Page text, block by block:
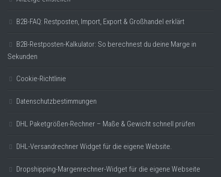
B2B-FAQ: Restposten, Import, Export & Großhandel erklärt
B2B-Restposten-Kalkulator: So berechnest du deine Marge in
Sekunden
Cookie-Richtlinie
Datenschutzbestimmungen
DHL Paketgrößen-Rechner – Maße & Gewicht schnell prüfen
DHL-Versandrechner Widget für die eigene Website.
Dropshipping-Margenrechner-Widget für die eigene Webseite